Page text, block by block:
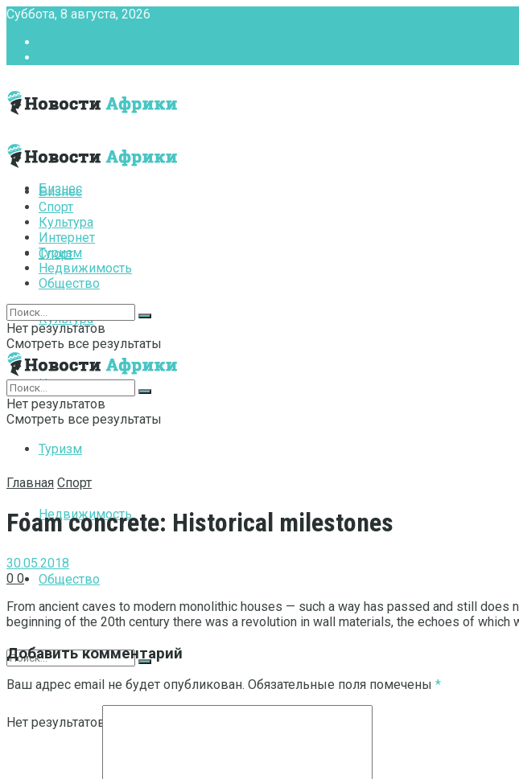
Суббота, 8 августа, 2026
Бизнес
Спорт
Культура
Интернет
Туризм
Недвижимость
Общество
Нет результатов
Бизнес
Спорт
Культура
Интернет
Туризм
Недвижимость
Общество
Нет результатов
Смотреть все результаты
Нет результатов
Смотреть все результаты
Главная Спорт
Foam concrete: Historical milestones
30.05.2018
0 0
From ancient caves to modern monolithic houses — such a way has passed and still
beginning of the 20th century there was a revolution in wall materials, the echoes of which
Добавить комментарий
Ваш адрес email не будет опубликован. Обязательные поля помечены *